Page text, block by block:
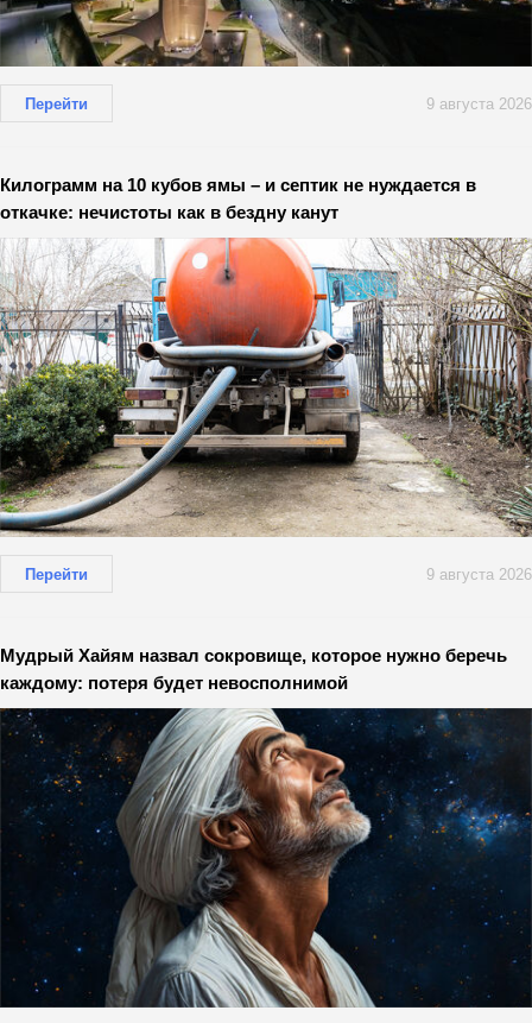
Перейти 9 августа 2026
Килограмм на 10 кубов ямы – и септик не нуждается в
откачке: нечистоты как в бездну канут
Перейти 9 августа 2026
Мудрый Хайям назвал сокровище, которое нужно беречь
каждому: потеря будет невосполнимой